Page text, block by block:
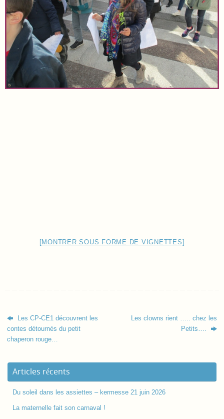
[MONTRER SOUS FORME DE VIGNETTES]
Les CP-CE1 découvrent les
contes détournés du petit
chaperon rouge…
Les clowns rient ….. chez les
Petits….
Articles récents
Du soleil dans les assiettes – kermesse 21 juin 2026
La maternelle fait son carnaval !